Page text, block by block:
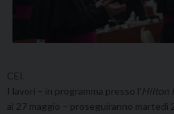
CEI.
I lavori – in programma presso l’Hilton
al 27 maggio – proseguiranno martedì